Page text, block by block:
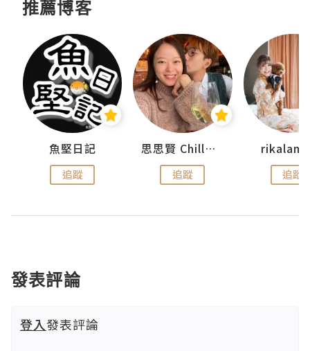
推薦博客
魚堅日記
追蹤
思思賢 ChillMyBabe
追蹤 追蹤
發表評論
登入發表評論